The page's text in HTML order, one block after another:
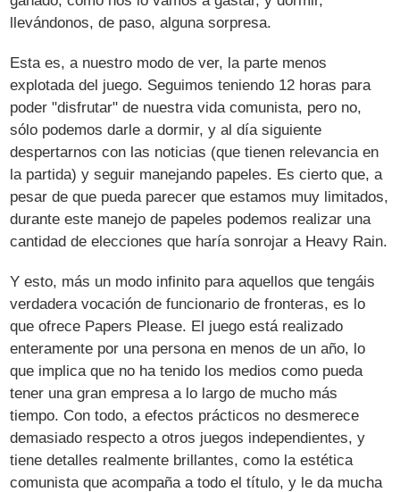
llevándonos, de paso, alguna sorpresa.
Esta es, a nuestro modo de ver, la parte menos
explotada del juego. Seguimos teniendo 12 horas para
poder "disfrutar" de nuestra vida comunista, pero no,
sólo podemos darle a dormir, y al día siguiente
despertarnos con las noticias (que tienen relevancia en
la partida) y seguir manejando papeles. Es cierto que, a
pesar de que pueda parecer que estamos muy limitados,
durante este manejo de papeles podemos realizar una
cantidad de elecciones que haría sonrojar a Heavy Rain.
Y esto, más un modo infinito para aquellos que tengáis
verdadera vocación de funcionario de fronteras, es lo
que ofrece Papers Please. El juego está realizado
enteramente por una persona en menos de un año, lo
que implica que no ha tenido los medios como pueda
tener una gran empresa a lo largo de mucho más
tiempo. Con todo, a efectos prácticos no desmerece
demasiado respecto a otros juegos independientes, y
tiene detalles realmente brillantes, como la estética
comunista que acompaña a todo el título, y le da mucha